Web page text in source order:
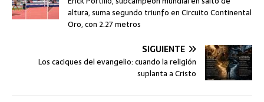
altura, suma segundo triunfo en Circuito Continental
Oro, con 2.27 metros
SIGUIENTE
Los caciques del evangelio: cuando la religión
suplanta a Cristo